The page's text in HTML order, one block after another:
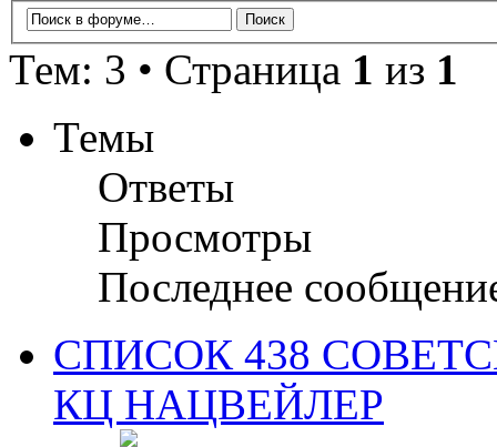
Тем: 3 • Страница 1 из 1
Темы
Ответы
Просмотры
Последнее
СПИСОК 438
КЦ НАЦВЕЙЛЕР